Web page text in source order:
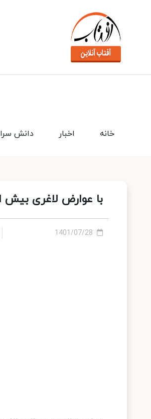
دانش سرا اخبار خانه
با عوارض لاغری بیش
1401/07/28